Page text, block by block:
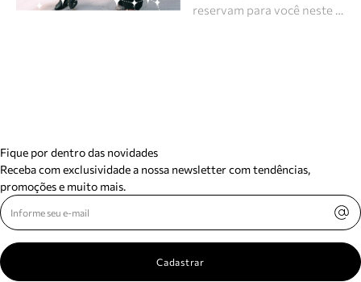
reservam para você neste …
Fique por dentro das novidades
Receba com exclusividade a nossa newsletter com tendências,
promoções e muito mais.
Cadastrar